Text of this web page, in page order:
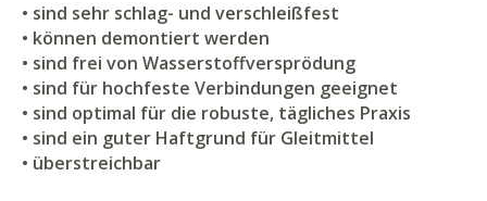
• sind sehr schlag- und verschleißfest
• können demontiert werden
• sind frei von Wasserstoffversprödung
• sind für hochfeste Verbindungen geeignet
• sind optimal für die robuste, tägliches Praxis
• sind ein guter Haftgrund für Gleitmittel
• überstreichbar